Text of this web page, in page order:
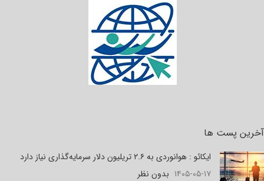
آخرین پست ها
ایکائو : هوانوردی به ۲.۶ تریلیون دلار سرمایه‌گذاری نیاز دارد
۱۴۰۵-۰۵-۱۷ بدون نظر